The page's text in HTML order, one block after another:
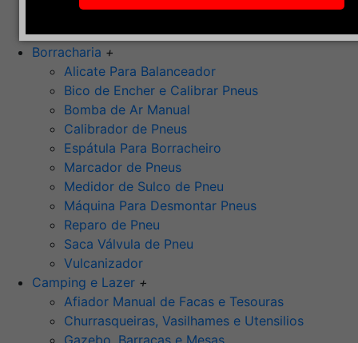
Ponta Montada (Oxido de Alumínio)
Rebolos
Borracharia +
Alicate Para Balanceador
Bico de Encher e Calibrar Pneus
Bomba de Ar Manual
Calibrador de Pneus
Espátula Para Borracheiro
Marcador de Pneus
Medidor de Sulco de Pneu
Máquina Para Desmontar Pneus
Reparo de Pneu
Saca Válvula de Pneu
Vulcanizador
Camping e Lazer +
Afiador Manual de Facas e Tesouras
Churrasqueiras, Vasilhames e Utensilios